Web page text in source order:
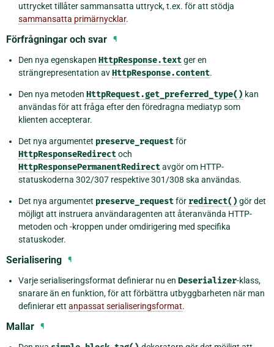
uttrycket tillåter sammansatta uttryck, t.ex. för att stödja
sammansatta primärnycklar.
Förfrågningar och svar ¶
Den nya egenskapen HttpResponse.textger en
strängrepresentation avHttpResponse.content.
Den nya metoden HttpRequest.get_preferred_type() kan
användas för att fråga efter den föredragna mediatyp som
klienten accepterar.
Det nya argumentet preserve_requestför
HttpResponseRedirectoch
HttpResponsePermanentRedirectavgör om HTTP-
statuskoderna 302/307 respektive 301/308 ska användas.
Det nya argumentet preserve_requestför redirect() gör det
möjligt att instruera användaragenten att återanvända HTTP-
metoden och -kroppen under omdirigering med specifika
statuskoder.
Serialisering ¶
Varje serialiseringsformat definierar nu en Deserializer-klass,
snarare än en funktion, för att förbättra utbyggbarheten när man
definierar ett anpassat serialiseringsformat.
Mallar ¶